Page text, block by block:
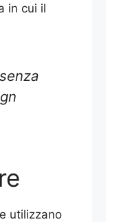
in cui il
utilizzano